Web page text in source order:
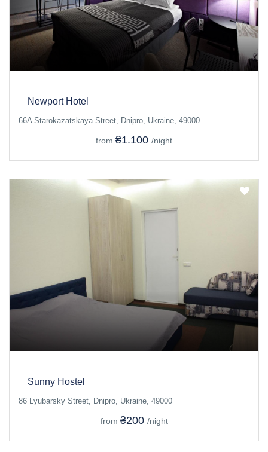
Newport Hotel
66A Starokazatskaya Street, Dnipro, Ukraine, 49000
from ₴1.100 /night
Sunny Hostel
86 Lyubarsky Street, Dnipro, Ukraine, 49000
from ₴200 /night